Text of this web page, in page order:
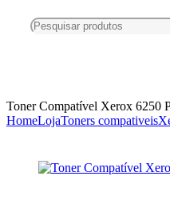
Search
for:
Toner Compatível Xerox 6250
HomeLojaToners compativeis